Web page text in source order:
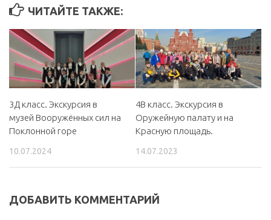
ЧИТАЙТЕ ТАКЖЕ:
3Д класс. Экскурсия в
музей Вооружённых сил на
Поклонной горе
10.07.2024
4В класс. Экскурсия в
Оружейную палату и на
Красную площадь.
14.07.2023
ДОБАВИТЬ КОММЕНТАРИЙ